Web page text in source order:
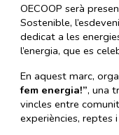
OECOOP serà
Sostenible,
dedicat a les
l’energia, que es
En aquest marc,
fem energia!”, una
vincles entre
experiències,